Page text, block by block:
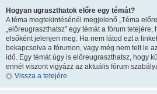
Hogyan ugraszthatok előre egy témát?
A téma megtekintésénél megjelenő „Téma
„előreugraszthatsz” egy témát a fórum tetejére,
elsőként jelenjen meg. Ha nem látod ezt a
bekapcsolva a fórumon, vagy még nem telt le
idő. Egy témát úgy is előreugraszthatsz, hogy
ennél viszont vigyázz az aktuális fórum
Vissza a tetejére